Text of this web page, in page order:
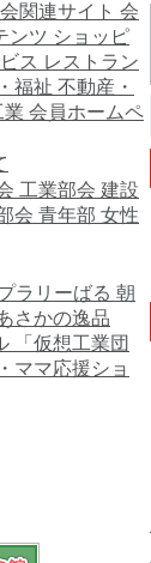
関連サイト 会
ンツ ショッピ
ス レストラン
福祉 不動産・
業 会員ホームペ
工業部会 建設
会 青年部 女性
ラリーばる 朝
さかの逸品
「仮想工業団
ママ応援ショ